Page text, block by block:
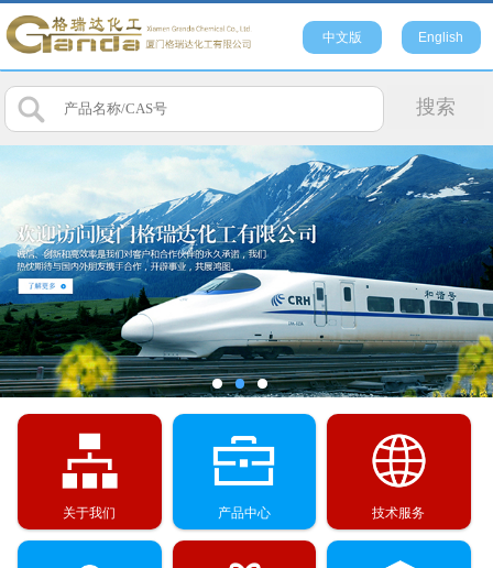
中文版 English
关于我们 产品中心 技术服务